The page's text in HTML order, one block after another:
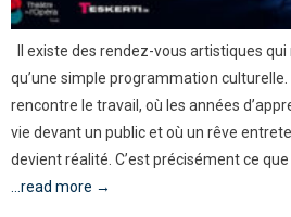
Il existe des rendez-vous artistiques
qu’une simple programmation
rencontre le travail, où les années
vie devant un public et où un rêve
devient réalité. C’est précisément ce
...read more →